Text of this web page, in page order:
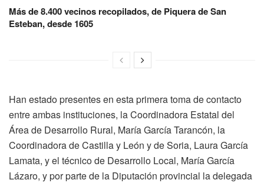
Más de 8.400 vecinos recopilados, de Piquera de San
Esteban, desde 1605
Han estado presentes en esta primera toma de contacto
entre ambas instituciones, la Coordinadora Estatal del
Área de Desarrollo Rural, María García Tarancón, la
Coordinadora de Castilla y León y de Soria, Laura García
Lamata, y el técnico de Desarrollo Local, María García
Lázaro, y por parte de la Diputación provincial la delegada